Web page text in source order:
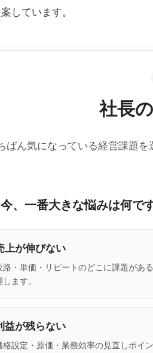
しています。
社長
ばん気になっている経営課題
、一番大きな悩みは何で
上が伸びない
路・単価・リピートのどこに課題があ
します。
益が残らない
格設定・原価・業務効率の見直しポイ